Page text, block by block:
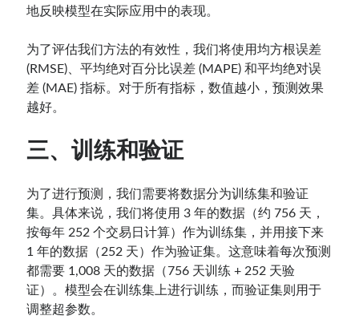
地反映模型在实际应用中的表现。
为了评估我们方法的有效性，我们将使用均方根误差
(RMSE)、平均绝对百分比误差 (MAPE) 和平均绝对误
差 (MAE) 指标。对于所有指标，数值越小，预测效果
越好。
三、训练和验证
为了进行预测，我们需要将数据分为训练集和验证
集。具体来说，我们将使用 3 年的数据（约 756 天，
按每年 252 个交易日计算）作为训练集，并用接下来
1 年的数据（252 天）作为验证集。这意味着每次预测
都需要 1,008 天的数据（756 天训练 + 252 天验
证）。模型会在训练集上进行训练，而验证集则用于
调整超参数。